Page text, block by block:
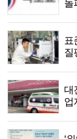
돌
표
질
대
업